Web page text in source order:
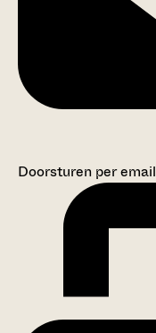
Doorsturen per email